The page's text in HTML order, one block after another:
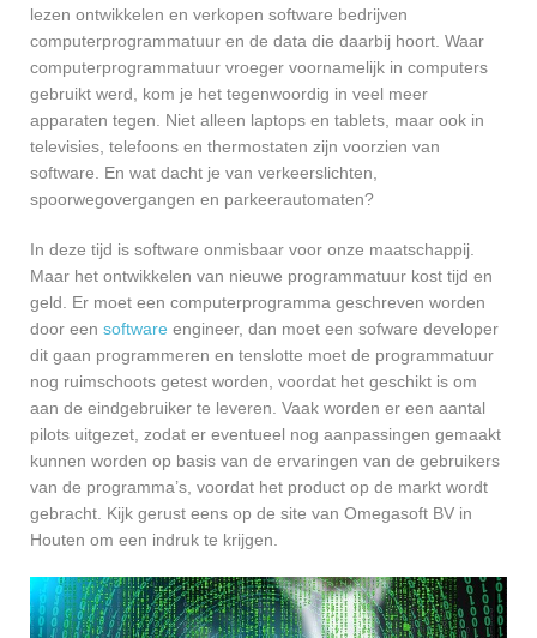
lezen ontwikkelen en verkopen software bedrijven
computerprogrammatuur en de data die daarbij hoort. Waar
computerprogrammatuur vroeger voornamelijk in computers
gebruikt werd, kom je het tegenwoordig in veel meer
apparaten tegen. Niet alleen laptops en tablets, maar ook in
televisies, telefoons en thermostaten zijn voorzien van
software. En wat dacht je van verkeerslichten,
spoorwegovergangen en parkeerautomaten?
In deze tijd is software onmisbaar voor onze maatschappij.
Maar het ontwikkelen van nieuwe programmatuur kost tijd en
geld. Er moet een computerprogramma geschreven worden
door een software engineer, dan moet een sofware developer
dit gaan programmeren en tenslotte moet de programmatuur
nog ruimschoots getest worden, voordat het geschikt is om
aan de eindgebruiker te leveren. Vaak worden er een aantal
pilots uitgezet, zodat er eventueel nog aanpassingen gemaakt
kunnen worden op basis van de ervaringen van de gebruikers
van de programma’s, voordat het product op de markt wordt
gebracht. Kijk gerust eens op de site van Omegasoft BV in
Houten om een indruk te krijgen.